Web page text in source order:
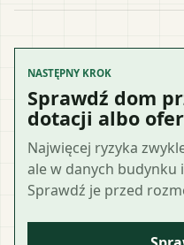
NASTĘPNY KROK
Sprawdź dom
dotacji albo
Najwięcej ryzyka
ale w danych budynku
Sprawdź je przed